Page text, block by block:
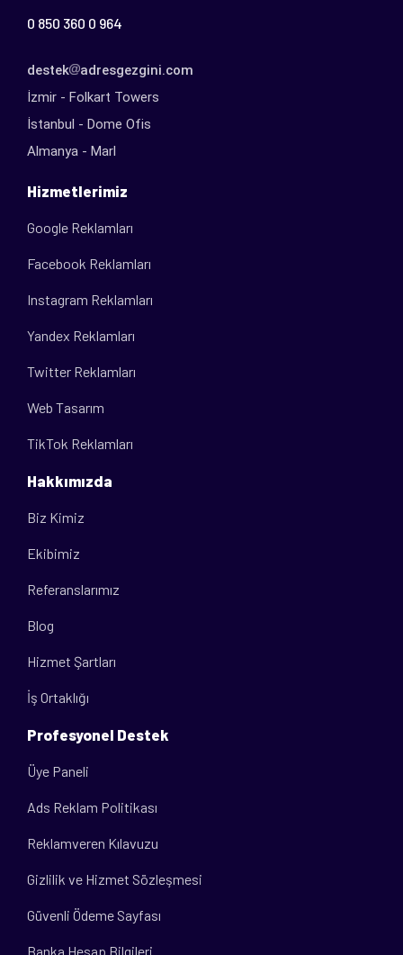
0 850 360 0 964
destek
adresgezgini.com
İzmir - Folkart Towers
İstanbul - Dome Ofis
Almanya - Marl
Hizmetlerimiz
Google Reklamları
Facebook Reklamları
Instagram Reklamları
Yandex Reklamları
Twitter Reklamları
Web Tasarım
TikTok Reklamları
Hakkımızda
Biz Kimiz
Ekibimiz
Referanslarımız
Blog
Hizmet Şartları
İş Ortaklığı
Profesyonel Destek
Üye Paneli
Ads Reklam Politikası
Reklamveren Kılavuzu
Gizlilik ve Hizmet Sözleşmesi
Güvenli Ödeme Sayfası
Banka Hesap Bilgileri